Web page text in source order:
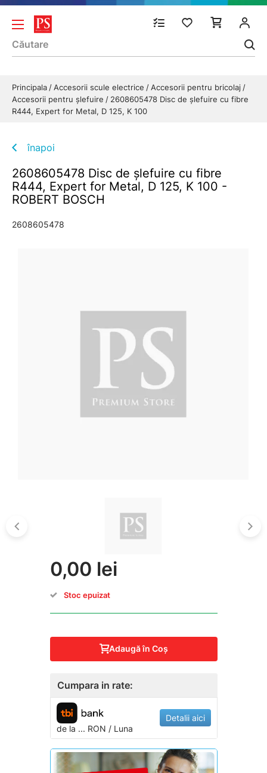
Principala Accesorii scule electrice
Accesorii pentru bricolaj
Accesorii pentru șlefuire
2608605478 Disc de șlefuire cu fibre
R444, Expert for Metal, D 125, K 100
înapoi
2608605478 Disc de șlefuire cu fibre
R444, Expert for Metal, D 125, K 100 -
ROBERT BOSCH
2608605478
0,00 lei
Stoc epuizat
Adaugă în Coş
Cumpara in rate:
de la ... RON / Luna
Detalii aici